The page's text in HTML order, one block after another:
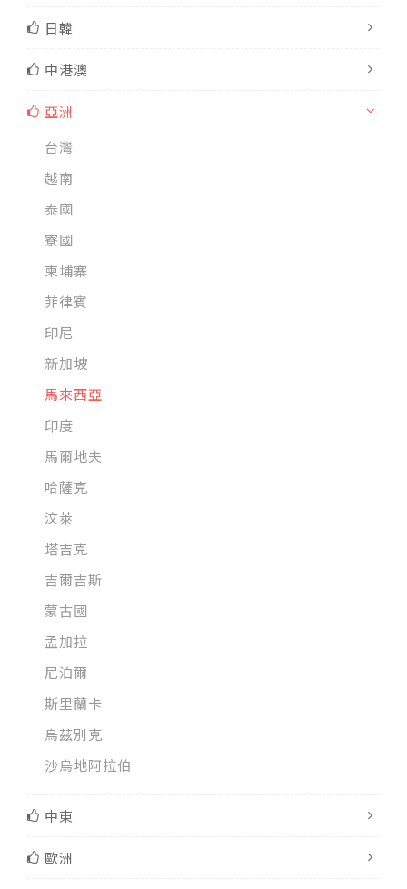
日韓
中港澳
亞洲
台灣
越南
泰國
寮國
柬埔寨
菲律賓
印尼
新加坡
馬來西亞
印度
馬爾地夫
哈薩克
汶萊
塔吉克
吉爾吉斯
蒙古國
孟加拉
尼泊爾
斯里蘭卡
烏茲別克
沙烏地阿拉伯
中東
歐洲